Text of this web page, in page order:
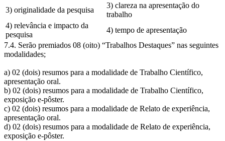
3) originalidade da pesquisa
3) clareza na apresentação do
trabalho
4) relevância e impacto da
pesquisa
4) tempo de apresentação
7.4. Serão premiados 08 (oito) “Trabalhos Destaques” nas seguintes
modalidades;
a) 02 (dois) resumos para a modalidade de Trabalho Científico,
apresentação oral.
b) 02 (dois) resumos para a modalidade de Trabalho Científico,
exposição e-pôster.
c) 02 (dois) resumos para a modalidade de Relato de experiência,
apresentação oral.
d) 02 (dois) resumos para a modalidade de Relato de experiência,
exposição e-pôster.